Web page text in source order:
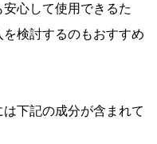
心して使用できるた
検討するのもおすすめ
下記の成分が含まれて